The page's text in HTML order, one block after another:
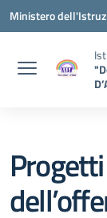
Vai ai contenuti
Vai al menu di
Vai al footer
Ministero